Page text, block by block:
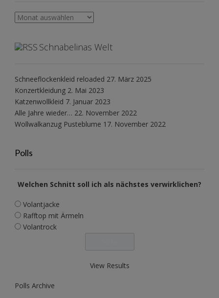
Archiv
Schnabelinas Welt
Schneeflockenkleid reloaded 27. März 2025
Konzertkleidung 2. Mai 2023
Katzenwollkleid 7. Januar 2023
Alle Jahre wieder… 22. November 2022
Wollwalkanzug Pusteblume 17. November 2022
Polls
Welchen Schnitt soll ich als nächstes verwirklichen?
Volantjacke
Rafftop mit Ärmeln
Volantrock
View Results
Polls Archive